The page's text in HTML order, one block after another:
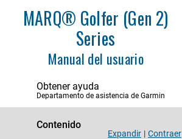
MARQ® Golfer (Gen 2)
Series
Manual del usuario
Obtener ayuda
Departamento de asistencia de Garmin
Contenido
Expandir | Contraer
Introducción
Relojes
Actividades y aplicaciones
Entrenamiento